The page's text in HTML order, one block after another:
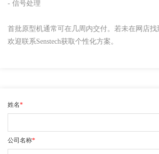
- 信号处理
首批原型机通常可在几周内交付。若未在网店找
欢迎联系Senstech获取个性化方案。
姓名*
公司名称*